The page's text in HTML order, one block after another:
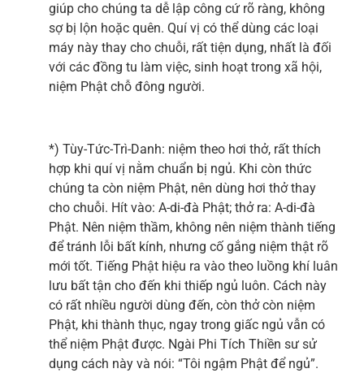
giúp cho chúng ta dễ lập công cứ rõ ràng, không
sợ bị lộn hoặc quên. Quí vị có thể dùng các loại
máy này thay cho chuỗi, rất tiện dụng, nhất là đối
với các đồng tu làm việc, sinh hoạt trong xã hội,
niệm Phật chỗ đông người.
*) Tùy-Tức-Trì-Danh: niệm theo hơi thở, rất thích
hợp khi quí vị nằm chuẩn bị ngủ. Khi còn thức
chúng ta còn niệm Phật, nên dùng hơi thở thay
cho chuỗi. Hít vào: A-di-đà Phật; thở ra: A-di-đà
Phật. Nên niệm thầm, không nên niệm thành tiếng
để tránh lỗi bất kính, nhưng cố gắng niệm thật rõ
mới tốt. Tiếng Phật hiệu ra vào theo luồng khí luân
lưu bất tận cho đến khi thiếp ngủ luôn. Cách này
có rất nhiều người dùng đến, còn thở còn niệm
Phật, khi thành thục, ngay trong giấc ngủ vẫn có
thể niệm Phật được. Ngài Phi Tích Thiền sư sử
dụng cách này và nói: “Tôi ngậm Phật để ngủ”.